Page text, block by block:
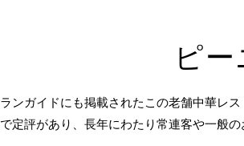
ピ
ンガイドにも掲載されたこの老舗中華レ
定評があり、長年にわたり常連客や一般